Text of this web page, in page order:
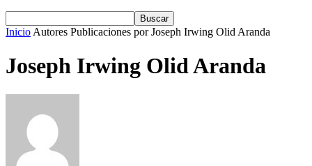
Inicio Autores Publicaciones por Joseph Irwing Olid Aranda
Joseph Irwing Olid Aranda